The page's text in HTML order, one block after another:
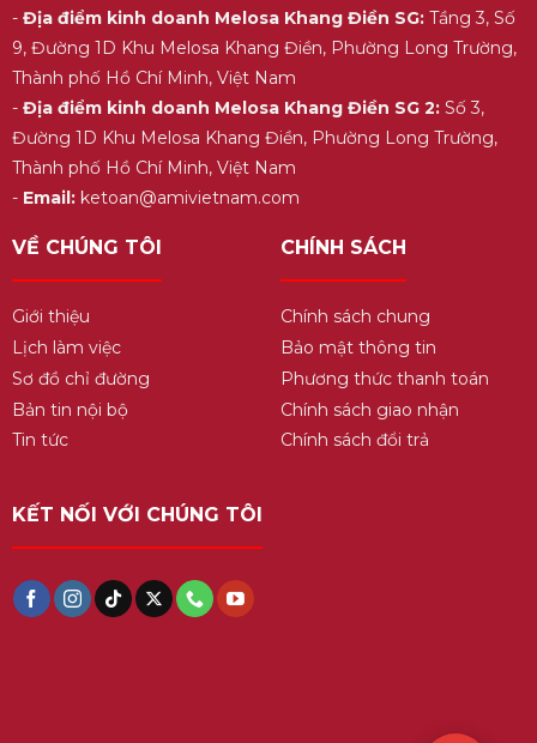
- Địa điểm kinh doanh Melosa Khang Điền SG:Tầng 3, Số
9, Đường 1D Khu Melosa Khang Điền, Phường Long Trường,
Thành phố Hồ Chí Minh, Việt Nam
- Địa điểm kinh doanh Melosa Khang Điền SG 2:Số 3,
Đường 1D Khu Melosa Khang Điền, Phường Long Trường,
Thành phố Hồ Chí Minh, Việt Nam
- Email:ketoan@amivietnam.com
VỀ CHÚNG TÔI
Giới thiệu
Lịch làm việc
Sơ đồ chỉ đường
Bản tin nội bộ
Tin tức
CHÍNH SÁCH
Chính sách chung
Bảo mật thông tin
Phương thức thanh toán
Chính sách giao nhận
Chính sách đổi trả
KẾT NỐI VỚI CHÚNG TÔI